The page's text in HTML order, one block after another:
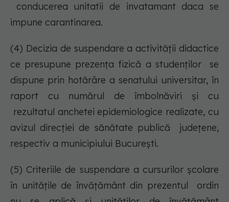
conducerea unitatii de invatamant daca se
impune carantinarea.
(4) Decizia de suspendare a activităţii didactice
ce presupune prezenţa fizică a studenţilor se
dispune prin hotărâre a senatului universitar, în
raport cu numărul de îmbolnăviri şi cu
rezultatul anchetei epidemiologice realizate, cu
avizul direcţiei de sănătate publică judeţene,
respectiv a municipiului Bucureşti.
(5) Criteriile de suspendare a cursurilor şcolare
în unităţile de învăţământ din prezentul ordin